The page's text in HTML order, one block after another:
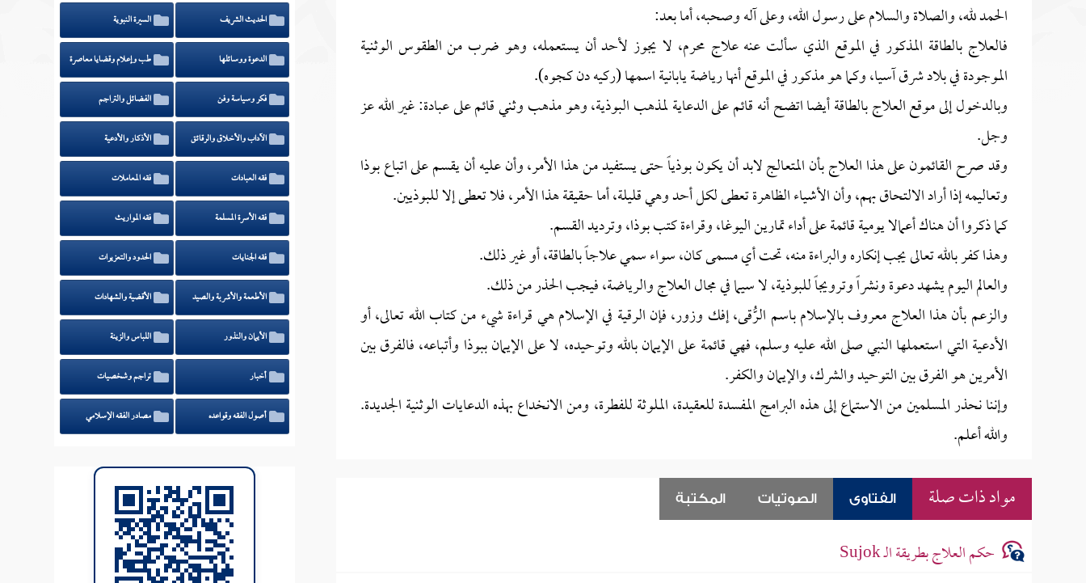
الحمد لله، والصلاة والسلام على رسول الله، وعلى آله وصحبه، أما بعد:
فالعلاج بالطاقة المذكور في الموقع الذي سألت عنه علاج محرم، لا يجوز لأحد أن يستعمله، وهو ضرب من الطقوس الوثنية
الموجودة في بلاد شرق آسيا، وكما هو مذكور في الموقع أنها رياضة يابانية اسمها (ركيه دن كجوه).
وبالدخول إلى موقع العلاج بالطاقة أيضا اتضح أنه قائم على الدعاية لمذهب البوذية، وهو مذهب وثني قائم على عبادة: غير الله عز
وجل.
وقد صرح القائمون على هذا العلاج بأن المتعالج لابد أن يكون بوذياً حتى يستفيد من هذا الأمر، وأن عليه أن يقسم على اتباع بوذا
وتعاليمه إذا أراد الالتحاق بهم، وأن الأشياء الظاهرة تعطى لكل أحد وهي قليلة، أما حقيقة هذا الأمر، فلا تعطى إلا للبوذيين.
كما ذكروا أن هناك أعمالا يومية قائمة على أداء تمارين اليوغا، وقراءة كتب بوذا، وترديد القسم.
وهذا كفر بالله تعالى يجب إنكاره والبراءة منه، تحت أي مسمى كان، سواء سمي علاجاً بالطاقة، أو غير ذلك.
والعالم اليوم يشهد دعوة ونشراً وترويجاً للبوذية، لا سيما في مجال العلاج والرياضة، فيجب الحذر من ذلك.
والزعم بأن هذا العلاج معروف بالإسلام باسم الرُّقى، إفك وزور، فإن الرقية في الإسلام هي قراءة شيء من كتاب الله تعالى، أو
الأدعية التي استعملها النبي صلى الله عليه وسلم، فهي قائمة على الإيمان بالله وتوحيده، لا على الإيمان ببوذا وأتباعه، فالفرق بين
الأمرين هو الفرق بين التوحيد والشرك، والإيمان والكفر.
وإننا نحذر المسلمين من الاستماع إلى هذه البرامج المفسدة للعقيدة، الملوثة للفطرة، ومن الانخداع بهذه الدعايات الوثنية الجديدة.
والله أعلم.
مواد ذات صلة الفتاوى الصوتيات المكتبة
حكم العلاج بطريقة الـ Sujok
الحديث الشريف السيرة النبوية
الدعوة ووسائلها طب وإعلام وقضايا معاصرة
فكر وسياسة وفن الفضائل والتراجم
الآداب والأخلاق والرقائق الأذكار والأدعية
فقه العبادات فقه المعاملات
فقه الأسرة المسلمة فقه المواريث
فقه الجنايات الحدود والتعزيرات
الأطعمة والأشربة والصيد الأقضية والشهادات
الأيمان والنذور اللباس والزينة
أخبار تراجم وشخصيات
أصول الفقه وقواعده مصادر الفقه الإسلامي